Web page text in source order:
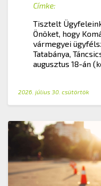
Címke:
Tisztelt
Önöket, hogy
vármegyei
Tatabánya,
augusztus 18-án
2026. július 30. csütörtök